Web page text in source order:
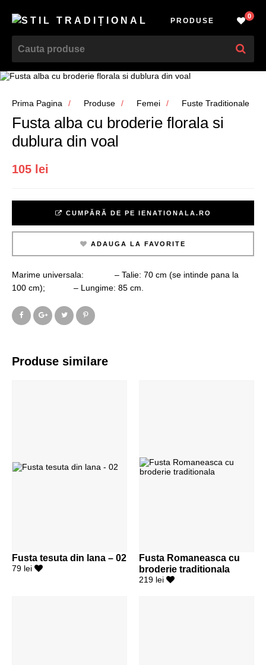
PRODUSE
0
Prima Pagina Produse Femei Fuste Traditionale
Fusta alba cu broderie florala si
dublura din voal
105 lei
CUMPĂRĂ DE PE IENATIONALA.RO
ADAUGA LA FAVORITE
Marime universala: – Talie: 70 cm (se intinde pana la
100 cm); – Lungime: 85 cm.
Produse similare
Fusta tesuta din lana – 02
79 lei
Fusta Romaneasca cu
broderie traditionala
219 lei